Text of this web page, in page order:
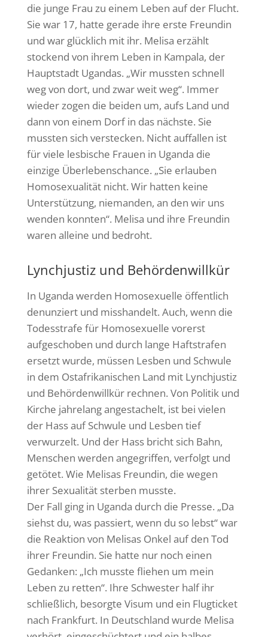
die junge Frau zu einem Leben auf der Flucht.
Sie war 17, hatte gerade ihre erste Freundin
und war glücklich mit ihr. Melisa erzählt
stockend von ihrem Leben in Kampala, der
Hauptstadt Ugandas. „Wir mussten schnell
weg von dort, und zwar weit weg“. Immer
wieder zogen die beiden um, aufs Land und
dann von einem Dorf in das nächste. Sie
mussten sich verstecken. Nicht auffallen ist
für viele lesbische Frauen in Uganda die
einzige Überlebenschance. „Sie erlauben
Homosexualität nicht. Wir hatten keine
Unterstützung, niemanden, an den wir uns
wenden konnten“. Melisa und ihre Freundin
waren alleine und bedroht.
Lynchjustiz und Behördenwillkür
In Uganda werden Homosexuelle öffentlich
denunziert und misshandelt. Auch, wenn die
Todesstrafe für Homosexuelle vorerst
aufgeschoben und durch lange Haftstrafen
ersetzt wurde, müssen Lesben und Schwule
in dem Ostafrikanischen Land mit Lynchjustiz
und Behördenwillkür rechnen. Von Politik und
Kirche jahrelang angestachelt, ist bei vielen
der Hass auf Schwule und Lesben tief
verwurzelt. Und der Hass bricht sich Bahn,
Menschen werden angegriffen, verfolgt und
getötet. Wie Melisas Freundin, die wegen
ihrer Sexualität sterben musste.
Der Fall ging in Uganda durch die Presse. „Da
siehst du, was passiert, wenn du so lebst“ war
die Reaktion von Melisas Onkel auf den Tod
ihrer Freundin. Sie hatte nur noch einen
Gedanken: „Ich musste fliehen um mein
Leben zu retten“. Ihre Schwester half ihr
schließlich, besorgte Visum und ein Flugticket
nach Frankfurt. In Deutschland wurde Melisa